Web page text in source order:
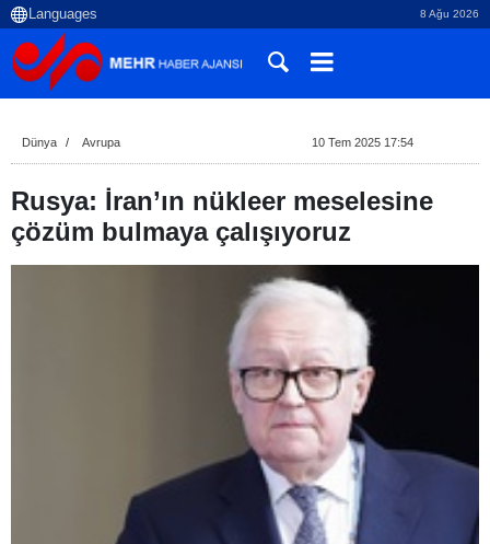
8 Ağu 2026
Dünya Avrupa 10 Tem 2025 17:54
Rusya: İran’ın nükleer meselesine
çözüm bulmaya çalışıyoruz